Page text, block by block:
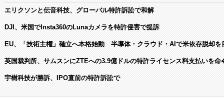
エリクソンと伝音科技、グローバル特許訴訟で和解
DJI、米国でInsta360のLunaカメラを特許侵害で提訴
EU、「技術主権」確立へ本格始動 半導体・クラウド・AIで米依存脱却を
英国裁判所、サムスンにZTEへの3.9億ドルの特許ライセンス料支払いを命
宇樹科技が勝訴、IPO直前の特許訴訟で